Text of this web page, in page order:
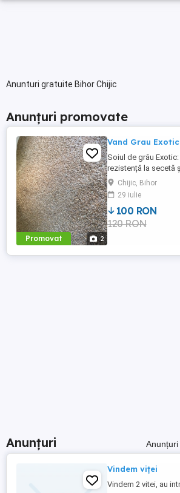
Anunturi gratuite Bihor Chijic
Anunțuri promovate
Promovat 2
Vand Grau Exotic
Soiul de grâu
rezistență la secetă
Exotic este un soi de
productivitate si
Acesta prezinta si
proteina (>12).
Chijic, Bihor
29 iulie
100 RON
120 RON
Anunțuri
Vindem viței
Vindem 2 vitei, au